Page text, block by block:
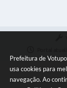
Prefeitura de
usa cookies para
navegação. Ao
Copyright Instar -